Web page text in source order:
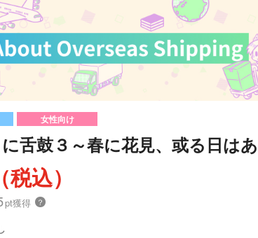
女性向け
舌鼓３～春に花見、或る日は
込）
pt獲得 ？